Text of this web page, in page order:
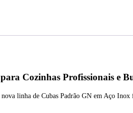
Cozinhas Profissionais e
linha de Cubas Padrão GN em Aço